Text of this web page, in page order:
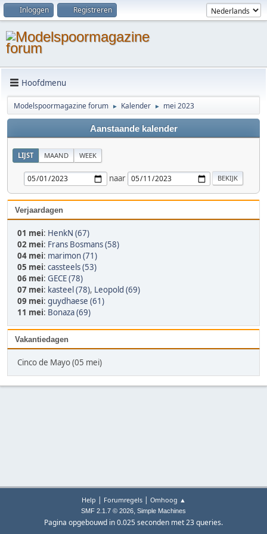
Inloggen Registreren
Hoofdmenu
Modelspoormagazine forum ► Kalender ► mei 2023
Aanstaande kalender
LIJST MAAND WEEK
naar
Verjaardagen
01 mei: HenkN (67)
02 mei: Frans Bosmans (58)
04 mei: marimon (71)
05 mei: cassteels (53)
06 mei: GECE (78)
07 mei: kasteel (78), Leopold (69)
09 mei: guydhaese (61)
11 mei: Bonaza (69)
Vakantiedagen
Cinco de Mayo (05 mei)
Help | Forumregels| Omhoog ▲
SMF 2.1.7 © 2026, Simple Machines
Pagina opgebouwd in 0.025 seconden met 23 queries.